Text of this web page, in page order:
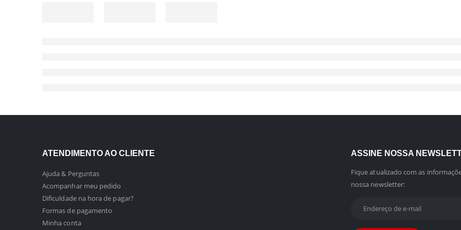
ATENDIMENTO AO CLIENTE
Ajuda & Perguntas
Acompanhar meu pedido
Dificuldade na hora de pagar?
Formas de pagamento
Minha conta
ASSINE NOSSA
Fique atualizado com as
nossa newsletter: